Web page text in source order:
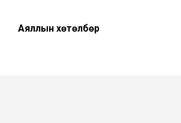
Аяллын хөтөлбөр